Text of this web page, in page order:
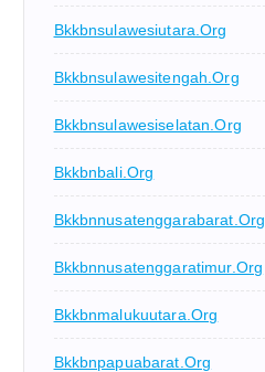
Bkkbnsulawesiutara.org
Bkkbnsulawesitengah.org
Bkkbnsulawesiselatan.org
Bkkbnbali.org
Bkkbnnusatenggarabarat.org
Bkkbnnusatenggaratimur.org
Bkkbnmalukuutara.org
Bkkbnpapuabarat.org